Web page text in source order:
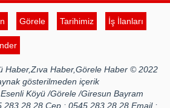
Görele Tarihimiz İş İlanları
Haber,Zıva Haber,Görele Haber © 2022
gösterilmeden içerik
Köyü /Görele /Giresun Bayram
283 28 28 Cep : 0545 283 28 28 Email :